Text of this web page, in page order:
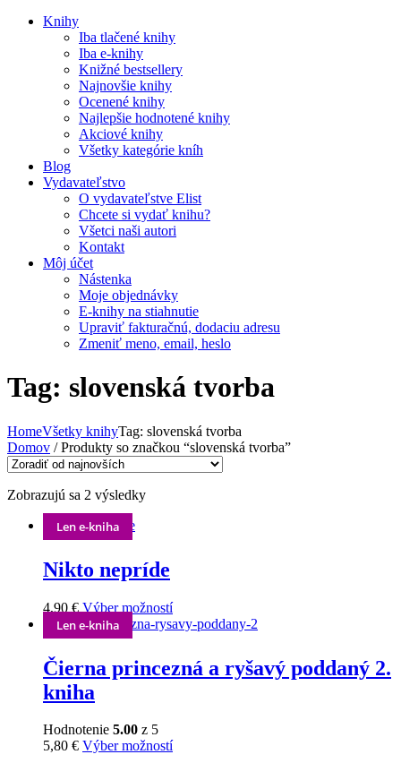
Knihy
Iba tlačené knihy
Iba e-knihy
Knižné bestsellery
Najnovšie knihy
Ocenené knihy
Najlepšie hodnotené knihy
Akciové knihy
Všetky kategórie kníh
Blog
Vydavateľstvo
O vydavateľstve Elist
Chcete si vydať knihu?
Všetci naši autori
Kontakt
Môj účet
Nástenka
Moje objednávky
E-knihy na stiahnutie
Upraviť fakturačnú, dodaciu adresu
Zmeniť meno, email, heslo
Tag: slovenská tvorba
HomeVšetky knihyTag: slovenská tvorba
Domov / Produkty so značkou “slovenská tvorba”
Zobrazujú sa 2 výsledkyZoradené
Len e-kniha
Nikto nepríde
4,90 € Výber možnostíTento
produkt
variantov.
na
Len e-kniha
Čierna princezná a ryšavý poddaný 2.
kniha
Hodnotenie 5.00 z 5
5,80 € Výber možnostíTento